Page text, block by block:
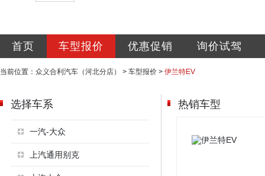
首页 车型报价 优惠促销 询价试驾
当前位置： 众义合利汽车（河北分店） > 车型报价 > 伊兰特EV
选择车系
一汽-大众
上汽通用别克
热销车型